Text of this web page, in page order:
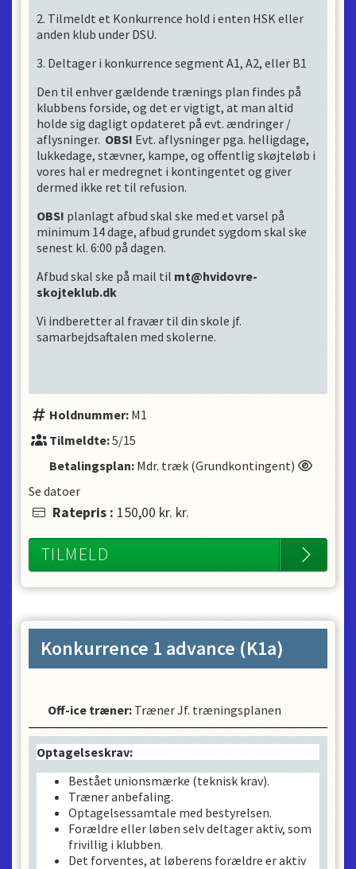
anderledes.
til kontingent refusion eller erstatnings
træning.
Under træningen opholder forældre og
pårørende sig i klublokalet, dog er det tilladt
og følge de sidste 10 min af en træning.
Der opkræves fuldt kontingent i perioden
august-juni.
I maj måned rykkes træningen til en skøjtehal
på Sjælland.
i juni måned tilbydes der alene off-ice træning
udendørs ved Frihedens Idrætscenter.
Klubben forbeholder sig ret til at rykke dig ud
af K-afdelingen, såfremt du ikke opretholder
dine forpligtigelser.
en konkurrence, såfremt du ikke vurderes klar.
Klubben forbeholder sig ret til at tildele dig
forældre ikke efterkommer cheftrænerens og
bestyrelsens anvisninger.
2. Tilmeldt et Konkurrence hold i enten HSK eller
anden klub under DSU.
3. Deltager i konkurrence segment A1, A2, eller B1
Den til enhver gældende trænings plan findes på
klubbens forside, og det er vigtigt, at man altid
holde sig dagligt opdateret på evt. ændringer /
aflysninger. OBS! Evt. aflysninger pga. helligdage,
lukkedage, stævner, kampe, og offentlig skøjteløb i
vores hal er medregnet i kontingentet og giver
dermed ikke ret til refusion.
OBS! planlagt afbud skal ske med et varsel på
minimum 14 dage, afbud grundet sygdom skal ske
senest kl. 6:00 på dagen.
Afbud skal ske på mail til mt@hvidovre-
skojteklub.dk
Vi indberetter al fravær til din skole jf.
samarbejdsaftalen med skolerne.
Holdnummer: M1
Tilmeldte:5/15
Betalingsplan: Mdr. træk (Grundkontingent)
Se datoer
Ratepris : 150,00 kr. kr.
TILMELD
Konkurrence 1 advance (K1a)
Off-ice træner: Træner Jf. træningsplanen
Optagelseskrav:
Bestået unionsmærke (teknisk krav).
Træner anbefaling.
Optagelsessamtale med bestyrelsen.
Forældre eller løben selv deltager aktiv, som
frivillig i klubben.
Det forventes, at løberens forældre er aktiv